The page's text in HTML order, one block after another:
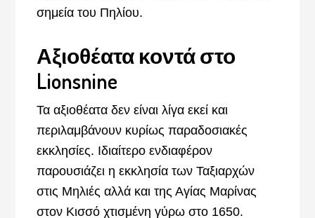
σημεία του Πηλίου.
Αξιοθέατα κοντά στο
Lionsnine
Τα αξιοθέατα δεν είναι λίγα εκεί και
περιλαμβάνουν κυρίως παραδοσιακές
εκκλησίες. Ιδιαίτερο ενδιαφέρον
παρουσιάζει η εκκλησία των Ταξιαρχών
στις Μηλιές αλλά και της Αγίας Μαρίνας
στον Κισσό χτισμένη γύρω στο 1650.